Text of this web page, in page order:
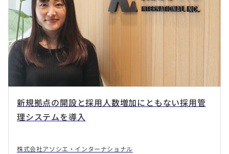
新規拠点の開設と採用人数増加にともない採用管
理システムを導入
株式会社アソシエ・インターナショナル